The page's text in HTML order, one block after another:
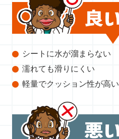
シートに水が溜まらない
濡れても滑りにくい
軽量でクッション性が高い